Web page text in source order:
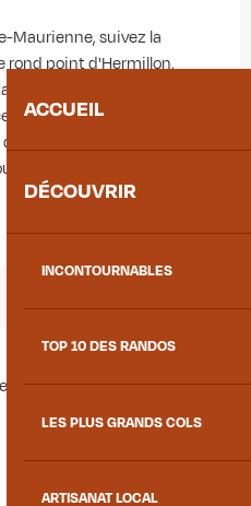
ACCUEIL
DÉCOUVRIR
INCONTOURNABLES
TOP 10 DES RANDOS
LES PLUS GRANDS COLS
ARTISANAT LOCAL
Maurienne, suivez la
rond point d'Hermillon,
puis empruntez la
de Montvernier.
Chatel, dominé par la
pouvez...